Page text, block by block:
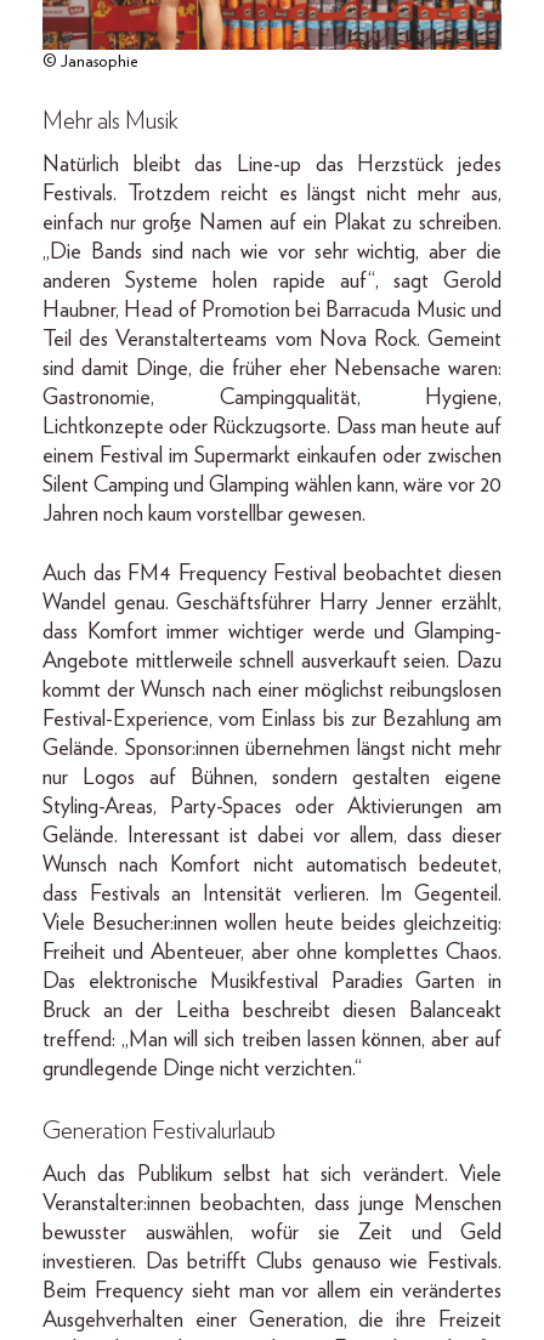
© Janasophie
Mehr als Musik
Natürlich bleibt das Line-up das Herzstück jedes
Festivals. Trotzdem reicht es längst nicht mehr aus,
einfach nur große Namen auf ein Plakat zu schreiben.
„Die Bands sind nach wie vor sehr wichtig, aber die
anderen Systeme holen rapide auf“, sagt Gerold
Haubner, Head of Promotion bei Barracuda Music und
Teil des Veranstalterteams vom Nova Rock. Gemeint
sind damit Dinge, die früher eher Nebensache waren:
Gastronomie, Campingqualität, Hygiene,
Lichtkonzepte oder Rückzugsorte. Dass man heute auf
einem Festival im Supermarkt einkaufen oder zwischen
Silent Camping und Glamping wählen kann, wäre vor 20
Jahren noch kaum vorstellbar gewesen.
Auch das FM4 Frequency Festival beobachtet diesen
Wandel genau. Geschäftsführer Harry Jenner erzählt,
dass Komfort immer wichtiger werde und Glamping-
Angebote mittlerweile schnell ausverkauft seien. Dazu
kommt der Wunsch nach einer möglichst reibungslosen
Festival-Experience, vom Einlass bis zur Bezahlung am
Gelände. Sponsor:innen übernehmen längst nicht mehr
nur Logos auf Bühnen, sondern gestalten eigene
Styling-Areas, Party-Spaces oder Aktivierungen am
Gelände. Interessant ist dabei vor allem, dass dieser
Wunsch nach Komfort nicht automatisch bedeutet,
dass Festivals an Intensität verlieren. Im Gegenteil.
Viele Besucher:innen wollen heute beides gleichzeitig:
Freiheit und Abenteuer, aber ohne komplettes Chaos.
Das elektronische Musikfestival Paradies Garten in
Bruck an der Leitha beschreibt diesen Balanceakt
treffend: „Man will sich treiben lassen können, aber auf
grundlegende Dinge nicht verzichten.“
Generation Festivalurlaub
Auch das Publikum selbst hat sich verändert. Viele
Veranstalter:innen beobachten, dass junge Menschen
bewusster auswählen, wofür sie Zeit und Geld
investieren. Das betrifft Clubs genauso wie Festivals.
Beim Frequency sieht man vor allem ein verändertes
Ausgehverhalten einer Generation, die ihre Freizeit